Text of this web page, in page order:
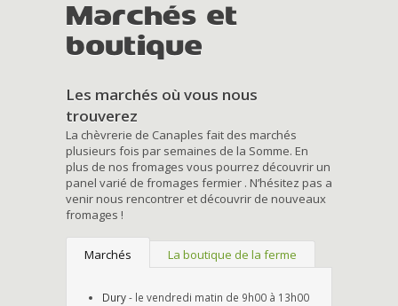
Marchés et
boutique
Les marchés où vous nous
trouverez
La chèvrerie de Canaples fait des marchés
plusieurs fois par semaines de la Somme. En
plus de nos fromages vous pourrez découvrir un
panel varié de fromages fermier . N’hésitez pas a
venir nous rencontrer et découvrir de nouveaux
fromages !
Marchés La boutique de la ferme
Dury- le vendredi matin de 9h00 à 13h00